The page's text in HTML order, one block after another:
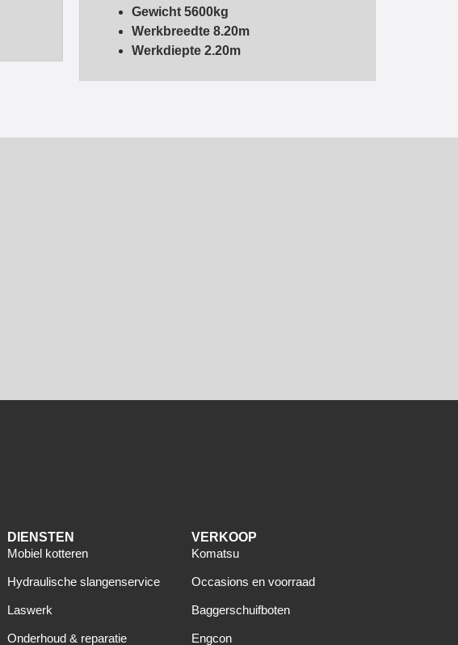
Gewicht 5600kg
Werkbreedte 8.20m
Werkdiepte 2.20m
DIENSTEN
Mobiel kotteren
Hydraulische slangenservice
Laswerk
Onderhoud & reparatie
VERKOOP
Komatsu
Occasions en voorraad
Baggerschuifboten
Engcon